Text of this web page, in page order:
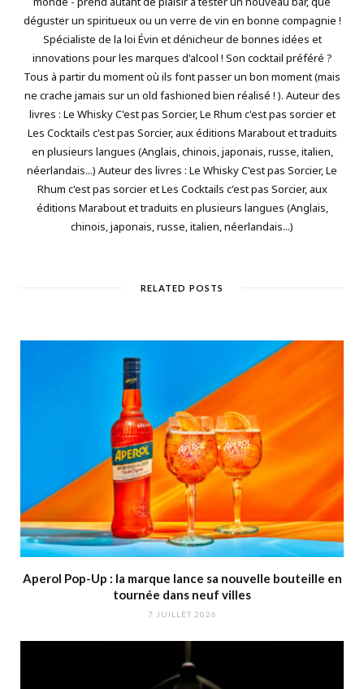
déguster un spiritueux ou un verre de vin en bonne compagnie !
Spécialiste de la loi Évin et dénicheur de bonnes idées et
innovations pour les marques d'alcool ! Son cocktail préféré ?
Tous à partir du moment où ils font passer un bon moment (mais
ne crache jamais sur un old fashioned bien réalisé ! ). Auteur des
livres : Le Whisky C'est pas Sorcier, Le Rhum c'est pas sorcier et
Les Cocktails c'est pas Sorcier, aux éditions Marabout et traduits
en plusieurs langues (Anglais, chinois, japonais, russe, italien,
néerlandais...) Auteur des livres : Le Whisky C'est pas Sorcier, Le
Rhum c'est pas sorcier et Les Cocktails c'est pas Sorcier, aux
éditions Marabout et traduits en plusieurs langues (Anglais,
chinois, japonais, russe, italien, néerlandais...)
RELATED POSTS
Aperol Pop-Up : la marque lance sa nouvelle bouteille en
tournée dans neuf villes
7 JUILLET 2026